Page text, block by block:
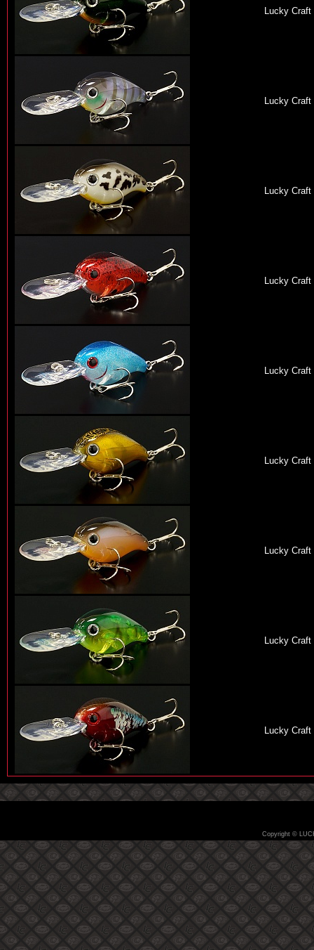
Lucky Craft
Lucky Craft
Lucky Craft
Lucky Craft
Lucky Craft
Lucky Craft
Lucky Craft
Lucky Craft
Lucky Craft
Copyright ©